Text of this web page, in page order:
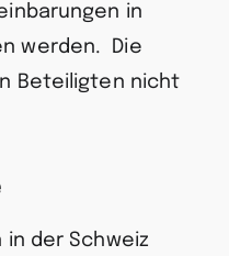
in
werden. Die
Beteiligten nicht
in der Schweiz